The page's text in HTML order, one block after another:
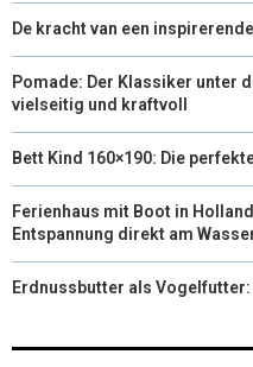
De kracht van een
Pomade: Der Klassiker unter
vielseitig und kraftvoll
Bett Kind 160×190: Die
Ferienhaus mit Boot in
Entspannung direkt am
Erdnussbutter als Vogelfutter: